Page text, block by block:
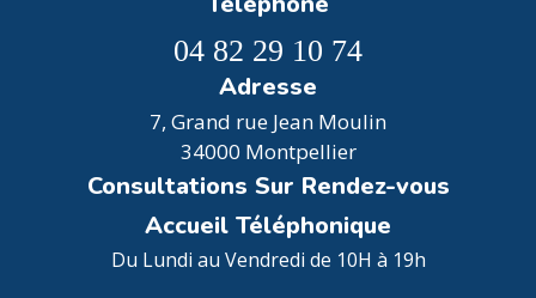
04 82 29 10 74
Adresse
7, Grand rue Jean Moulin
34000 Montpellier
Consultations Sur Rendez-vous
Accueil Téléphonique
Du Lundi au Vendredi de 10H à 19h